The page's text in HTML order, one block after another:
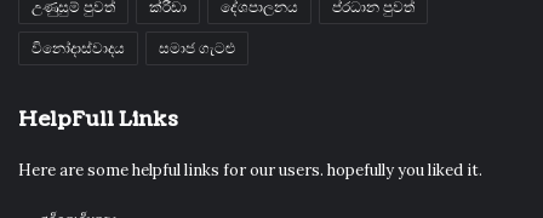
උණුසුම් පුවත් ක්රීඩා දේශපාලනය ප්රධාන පුවත්
විනෝදාස්වාදය සමාජ ගැටළු
HelpFull Links
Here are some helpful links for our users. hopefully you liked it.